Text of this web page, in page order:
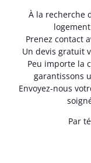
À la recherche
Prenez contact
Un devis gratuit
Peu importe la
garantissons
Envoyez-nous
Par